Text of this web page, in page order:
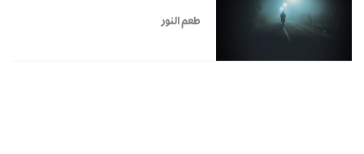
طعم النور